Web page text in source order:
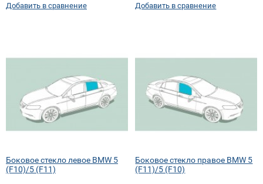
Добавить в сравнение Добавить в сравнение
Боковое стекло левое BMW 5
(F10)/5 (F11)
Боковое стекло правое BMW 5
(F11)/5 (F10)